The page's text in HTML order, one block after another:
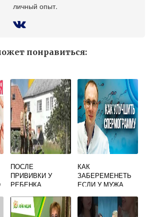
личный опыт.
понравиться:
ПОСЛЕ
ПРИВИВКИ У
РЕБЕНКА
МОЖНО ЛИ
ГУЛЯТЬ НА
КАК
ЗАБЕРЕМЕНЕТЬ
ЕСЛИ У МУЖА
Е СПЕРМИКИ